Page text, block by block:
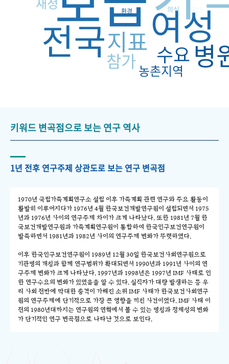
전국 여성
병
지표 수요
참가농촌지역
의식
환경
키워드 변곡점으로 보는 연구 역사
1년 전후 연구주제 상관도로 보는 연구 변곡점
1970년 국립가족계획연구소 설립 이후 가족계획 관련 연구와 주요 활동이
활발히 이루어지다가 1976년 4월 한국보건개발연구원이 설립되면서 1975
년과 1976년 사이의 연구주제 차이가 크게 나타났다. 또한 1981년 7월 한
국보건개발연구원과 가족계획연구원이 통합하여 한국인구보건연구원이
발족하면서 1981년과 1982년 사이의 연구주제 변화가 뚜렷하였다.
이후 한국인구보건연구원이 1989년 12월 30일 한국보건사회연구원으로
기관명의 개칭과 함께 연구범위가 확대되면서 1990년과 1991년 사이의 연
구주제 변화가 크게 나타났다. 1997년과 1998년은 1997년 IMF 사태로 인
한 연구수요의 변화가 있었음을 알 수 있다. 실직자가 대량 발생하는 등 우
리 사회 전반에 막대한 충격이 가해진 소위 IMF 사태가 한국보건사회연구
원의 연구주제에 단기적으로 가장 큰 영향을 끼친 사건이었다. IMF 사태 이
전의 1980년대까지는 연구원의 연혁에서 볼 수 있는 명칭과 정체성의 변화
가 단기적인 연구 변곡점으로 나타난 것으로 보인다.